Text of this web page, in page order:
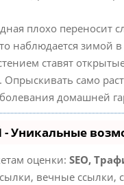
плохо переносит
наблюдается зимой
ставят
само
домашней
оценки: SEO,
вечные ссылки,